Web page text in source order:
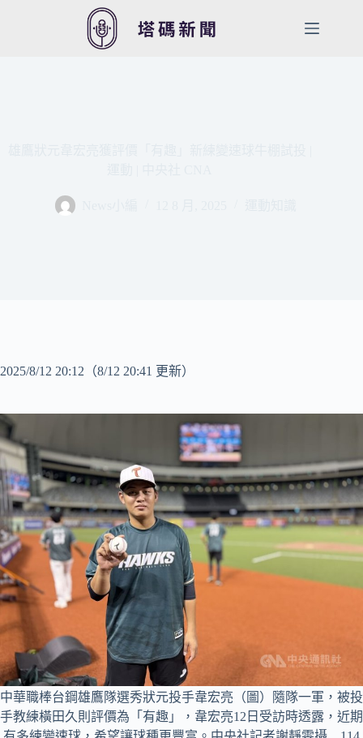
2025/8/12 20:12 （8/12 20:41 更新）
中華職棒台鋼雄鷹隊選秀狀元投手韋宏亮（圖）隨隊一軍，被投
手教練橫田久則評價為「有趣」，韋宏亮12日受訪時透露，近期